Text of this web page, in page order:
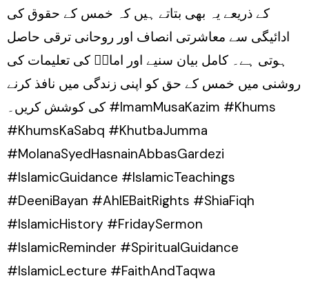
کے ذریعے یہ بھی بتاتے ہیں کہ خمس کے حقوق کی
ادائیگی سے معاشرتی انصاف اور روحانی ترقی حاصل
ہوتی ہے۔ کامل بیان سنیے اور امامؑ کی تعلیمات کی
روشنی میں خمس کے حق کو اپنی زندگی میں نافذ کرنے
کی کوشش کریں۔ #ImamMusaKazim #Khums
#KhumsKaSabq #KhutbaJumma
#MolanaSyedHasnainAbbasGardezi
#IslamicGuidance #IslamicTeachings
#DeeniBayan #AhlEBaitRights #ShiaFiqh
#IslamicHistory #FridaySermon
#IslamicReminder #SpiritualGuidance
#IslamicLecture #FaithAndTaqwa